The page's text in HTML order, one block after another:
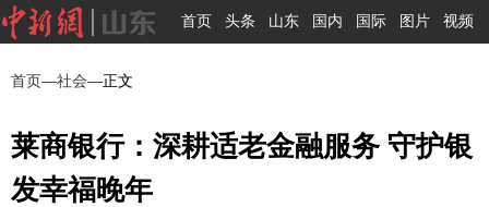
首页 头条 山东 国内 国际 图片 视频
首页—社会—正文
莱商银行：深耕适老金融服务 守护银
发幸福晚年